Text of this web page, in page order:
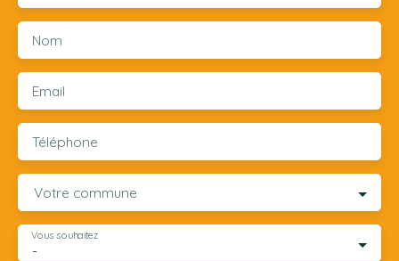
Nom
Email
Téléphone
Votre commune
-
Vous souhaitez